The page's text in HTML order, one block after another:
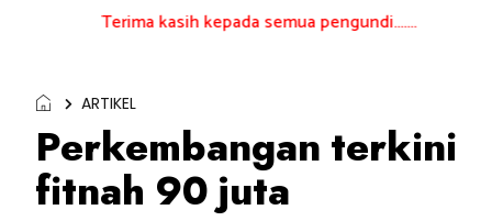
kasih kepada semua pengundi.......
ARTIKEL
Perkembangan terkini
fitnah 90 juta